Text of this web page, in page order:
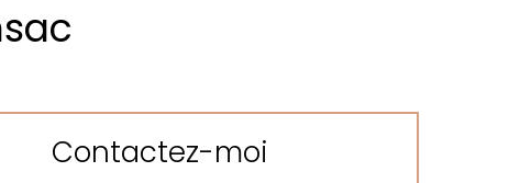
Contactez-moi